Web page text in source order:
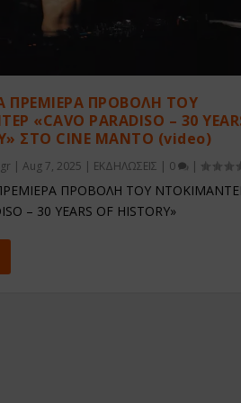
ΠΡΕΜΙΕΡΑ ΠΡΟΒΟΛΗ ΤΟΥ
«CAVO PARADISO – 30
ΣΤΟ CINE MANTO (video)
|Aug 7, 2025 | ΕΚΔΗΛΩΣΕΙΣ | 0 |
ΠΡΟΒΟΛΗ ΤΟΥ
– 30 YEARS OF HISTORY»